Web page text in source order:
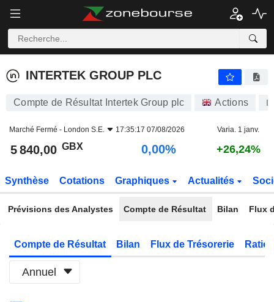
INTERTEK GROUP PLC
INTERTEK GROUP PLC
Compte de Résultat Intertek Group plc Actions
Marché Fermé - London S.E. 17:35:17 07/08/2026 Varia. 1 janv.
5 840,00 GBX 0,00% +26,24%
Synthèse Cotations Graphiques Actualités
Prévisions des Analystes Compte de Résultat Bilan Flux
Compte de Résultat Bilan Flux de Trésorerie
Annuel